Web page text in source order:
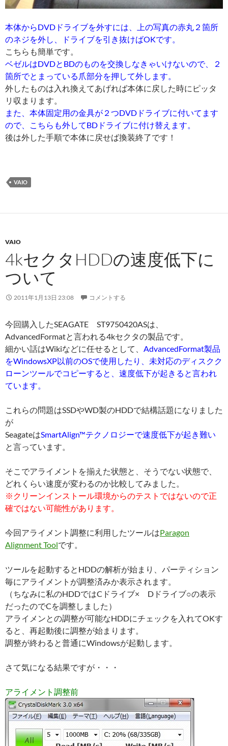
本体からDVDドライブを外すには、上の写真の赤丸２箇所
のネジを外し、ドライブを引き抜けばOKです。
こちらも簡単です。
ベゼルはDVDとBDのものを交換しなきゃいけないので、２
箇所でとまっている爪部分を押して外します。
外したものは入れ換えてあげれば本体に戻した時にピッタ
リ収まります。
また、本体固定用の金具が２つDVDドライブに付いてます
ので、こちらも外してBDドライブに付け替えます。
後は外した手順で本体に戻せば換装終了です！
VAIO
VAIO
4kセクタHDDの速度低下に
ついて
2011年1月13日 23:08 コメントする
今回購入したSEAGATE ST9750420ASは、
AdvancedFormatと言われる4kセクタの製品です。
細かい話はWikiなどに任せるとして、 AdvancedFormat製品
をWindowsXP以前のOSで使用したり、未対応のディスクク
ローンツールでコピーすると、速度低下が起きると言われ
ています。
これらの問題はSSDやWD製のHDDで結構話題になりました
が
SeagateはSmartAlign™テクノロジーで速度低下が起き難い
と言っています。
そこでアライメントを揃えた状態と、そうでない状態で、
どれくらい速度が変わるのか比較してみました。
※クリーンインストール環境からのテストではないので正
確ではない可能性があります。
今回アライメント調整に利用したツールはParagon
Alignment Toolです。
ツールを起動するとHDDの解析が始まり、パーティション
毎にアライメントが調整済みか表示されます。
（ちなみに私のHDDではCドライブ× Dドライブ○の表示
だったのでCを調整しました）
アライメンとの調整が可能なHDDにチェックを入れてOKす
ると、再起動後に調整が始まります。
調整が終わると普通にWindowsが起動します。
さて気になる結果ですが・・・
アライメント調整前